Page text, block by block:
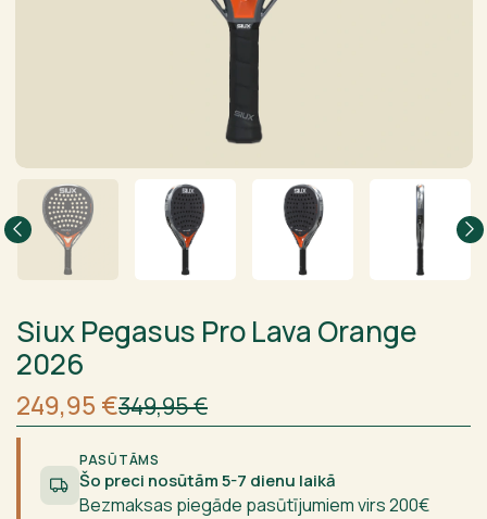
Siux Pegasus Pro Lava Orange
2026
349,95€
Sākotnējā
cena
bija:349,95 €.
249,95 €
Current
price
is:249,95 €.
PASŪTĀMS
Šo preci nosūtām 5-7 dienu laikā
Bezmaksas piegāde pasūtījumiem virs 200€